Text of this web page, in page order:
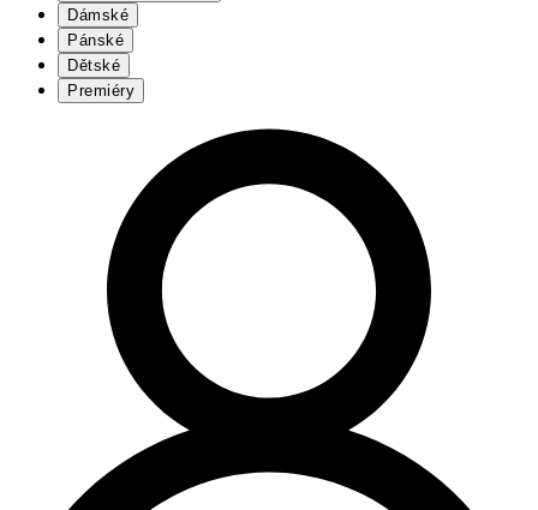
Dámské
Pánské
Dětské
Premiéry